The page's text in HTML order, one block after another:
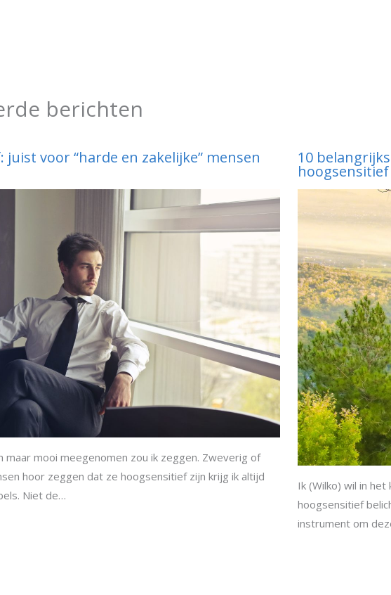
berichten
juist voor “harde en zakelijke” mensen
maar mooi meegenomen zou ik zeggen. Zweverig of
hoor zeggen dat ze hoogsensitief zijn krijg ik altijd
Niet de…
10
hoogsensitief
Ik (Wilko) wil in
hoogsensitief
instrument om